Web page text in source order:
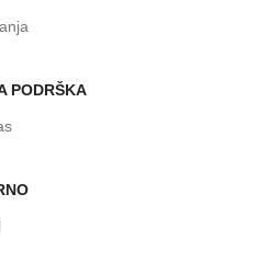
PODRŠKA